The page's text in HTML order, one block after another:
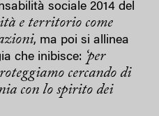
sociale 2014 del
e territorio come
, ma poi si allinea
che inibisce: ‘per
cercando di
con lo spirito dei